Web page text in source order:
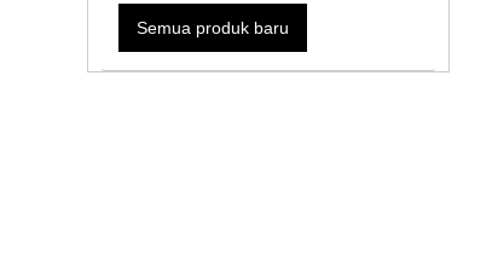
Semua produk baru